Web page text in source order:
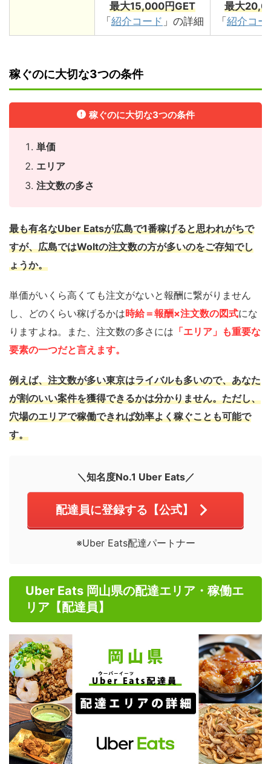
最大15,000円GET
「紹介コード 」の詳細
最大
「紹介コー
稼ぐのに大切な3つの条件
稼ぐのに大切な3つの条件
単価
エリア
注文数の多さ
最も有名なUber Eatsが広島で1番稼げると思われがちで
すが、広島ではWoltの注文数の方が多いのをご存知でし
ょうか。
単価がいくら高くても注文がないと報酬に繋がりません
し、どのくらい稼げるかは時給＝報酬×注文数の図式にな
りますよね。また、注文数の多さには 「エリア」も重要な
要素の一つだと言えます。
例えば、注文数が多い東京はライバルも多いので、あなた
が割のいい案件を獲得できるかは分かりません。ただし、
穴場のエリアで稼働できれば効率よく稼ぐことも可能で
す。
＼知名度No.1 Uber Eats／
配達員に登録する【公式】
※Uber Eats配達パートナー
Uber Eats 岡山県の配達エリア・稼働エ
リア【配達員】